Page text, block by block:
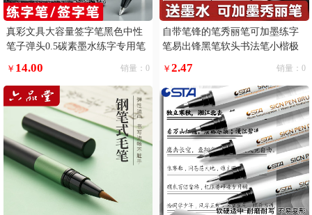
真彩文具大容量签字笔黑色中性
笔子弹头0.5碳素墨水练字专用笔
刚书法笔写字5支
￥ 14.00 销量：0
自带笔锋的笔秀丽笔可加墨练字
笔易出锋黑笔软头书法笔小楷极
￥2.47 销量：0